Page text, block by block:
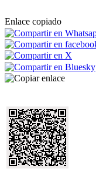
Enlace copiado